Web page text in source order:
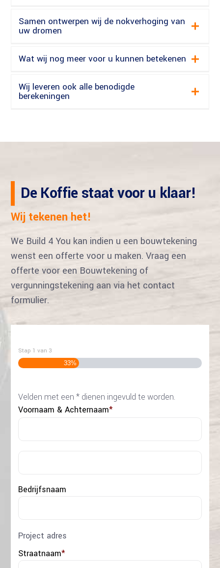
Samen ontwerpen wij de nokverhoging van
uw dromen
Wat wij nog meer voor u kunnen betekenen
Wij leveren ook alle benodigde
berekeningen
De Koffie staat voor u klaar!
Wij tekenen het!
We Build 4 You kan indien u een bouwtekening
wenst een offerte voor u maken. Vraag een
offerte voor een Bouwtekening of
vergunningstekening aan via het contact
formulier.
Stap 1 van 3
33%
Velden met een * dienen ingevuld te worden.
Voornaam & Achternaam*
Bedrijfsnaam
Project adres
Straatnaam*